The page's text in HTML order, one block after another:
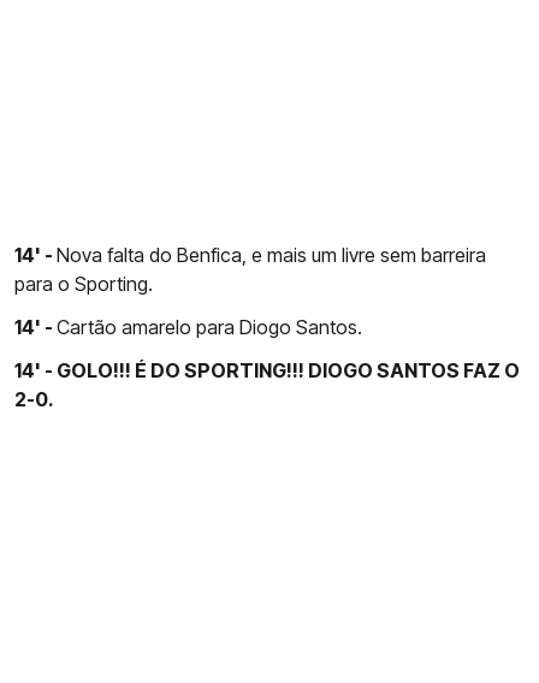
14' - Nova falta do Benfica, e mais um livre sem barreira
para o Sporting.
14' - Cartão amarelo para Diogo Santos.
14' - GOLO!!! É DO SPORTING!!! DIOGO SANTOS FAZ O
2-0.